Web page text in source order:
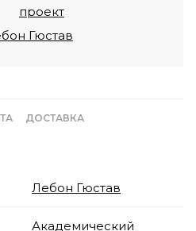
проект
Гюстав
ДОСТАВКА
Лебон Гюстав
Академический